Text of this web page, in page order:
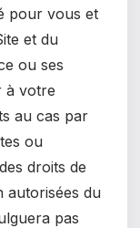
pour vous et
et du
ou ses
à votre
au cas par
ou
droits de
autorisées du
pas